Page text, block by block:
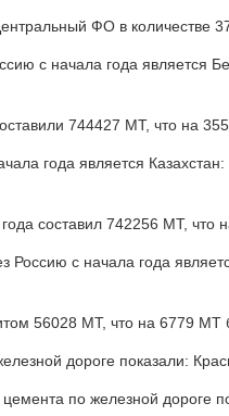
ФО в количестве
с начала года
744427 МТ, что на
года является
составил 742256 МТ,
Россию с начала года
56028 МТ, что на 6779
дороге показали:
по железной дороге